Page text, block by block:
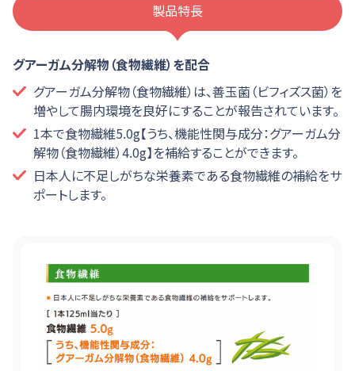
製品特長
グアーガム分解物（食物繊維）を配合
グアーガム分解物（食物繊維）は、善玉菌（ビフィズス菌）を
増やして腸内環境を良好にすることが報告されています。
1本で食物繊維5.0g【うち、機能性関与成分：グアーガム分
解物（食物繊維）4.0g】を補給することができます。
日本人に不足しがちな栄養素である食物繊維の補給をサ
ポートします。